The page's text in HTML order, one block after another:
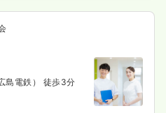
島電鉄） 徒歩3分